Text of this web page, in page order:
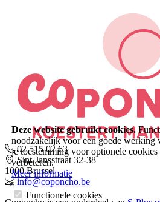
02 515 02 63
Sint-Jansstraat 32-38
1000 Brussel
info@coponcho.be
Deze website gebruikt cookies.
noodzakelijk voor een goede werking
je toestemming voor optionele
verbeteren.
Meer informatie
Functionele cookies